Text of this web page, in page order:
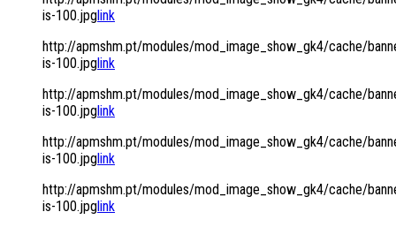
is-100.jpglink
http://apmshm.pt/modules/mod_image_show_gk4/cache/
is-100.jpglink
http://apmshm.pt/modules/mod_image_show_gk4/cache/
is-100.jpglink
http://apmshm.pt/modules/mod_image_show_gk4/cache/
is-100.jpglink
http://apmshm.pt/modules/mod_image_show_gk4/cache/
is-100.jpglink